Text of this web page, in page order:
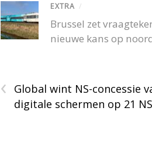
EXTRA /
Brussel zet
nieuwe kans op
‹
Global wint NS-concessie
digitale schermen op 21